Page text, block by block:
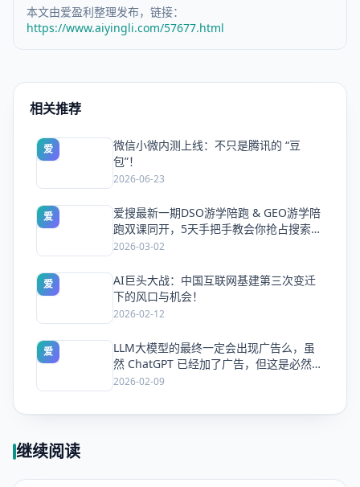
本文由爱盈利整理发布，链接：
https://www.aiyingli.com/57677.html
相关推荐
爱
微信小微内测上线：不只是腾讯的 “豆
包”！
2026-06-23
爱
爱搜最新一期DSO游学陪跑 & GEO游学陪
跑双课同开，5天手把手教会你抢占搜索流
量
2026-03-02
爱
AI巨头大战：中国互联网基建第三次变迁
下的风口与机会！
2026-02-12
爱
LLM大模型的最终一定会出现广告么，虽
然 ChatGPT 已经加了广告，但这是必然终
局么？
2026-02-09
继续阅读